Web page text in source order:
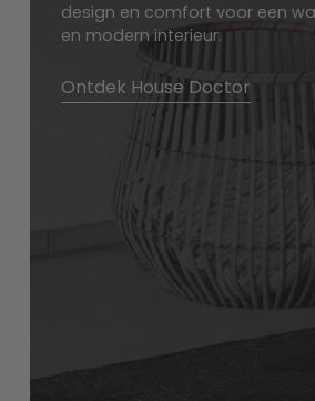
design en comfort voor een
en modern interieur.
Ontdek House Doctor